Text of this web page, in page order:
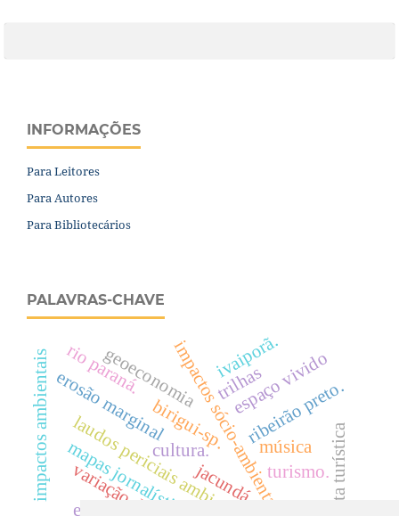
INFORMAÇÕES
Para Leitores
Para Autores
Para Bibliotecários
PALAVRAS-CHAVE
mapas jornalísticos
birigui-sp.
impactos sócio-ambientais
jacundá.
laudos periciais ambientais
ribeirão preto.
espaço vivido
cultura.
variação de área
geoeconomia
turismo.
erosão marginal trilhas
impactos ambientais oferta turística
escola
rio paraná. ivaiporã.
música